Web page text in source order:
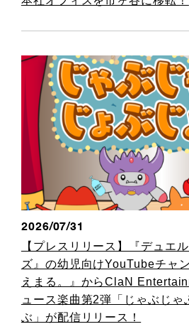
2026/07/31
【プレスリリース】『デュエ
ズ』の幼児向けYouTubeチャ
えまる。』からClaN
ュース楽曲第2弾「じゃぶじゃ
ぶ」が配信リリース！